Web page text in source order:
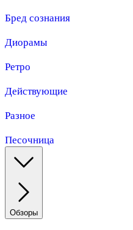
Бред сознания
Диорамы
Ретро
Действующие
Разное
Песочница
Обзоры